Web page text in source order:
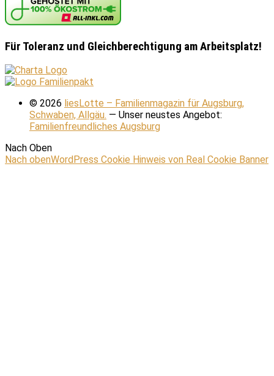
Für Toleranz und Gleichberechtigung am Arbeitsplatz!
© 2026 liesLotte – Familienmagazin für Augsburg,
Schwaben, Allgäu. — Unser neustes Angebot:
Familienfreundliches Augsburg
Nach Oben
Nach obenWordPress Cookie Hinweis von Real Cookie Banner